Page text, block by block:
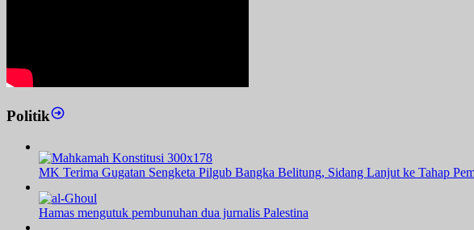
Politik
MK Terima Gugatan Sengketa Pilgub Bangka Belitung, Sidang Lanjut ke Tahap
Hamas mengutuk pembunuhan dua jurnalis Palestina